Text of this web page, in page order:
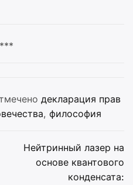
декларация прав
, философия
Нейтринный лазер на
основе квантового
конденсата: